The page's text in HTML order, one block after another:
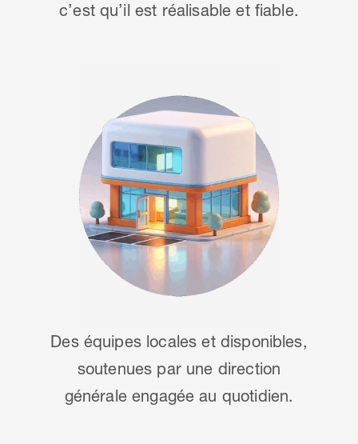
c’est qu’il est réalisable et fiable.
Des équipes locales et disponibles,
soutenues par une direction
générale engagée au quotidien.